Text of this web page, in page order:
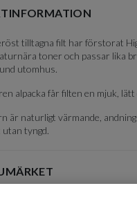
tilltagna filt har förstorat
toner och passar lika
utomhus.
alpacka får filten en mjuk, lätt
är naturligt värmande,
tyngd.